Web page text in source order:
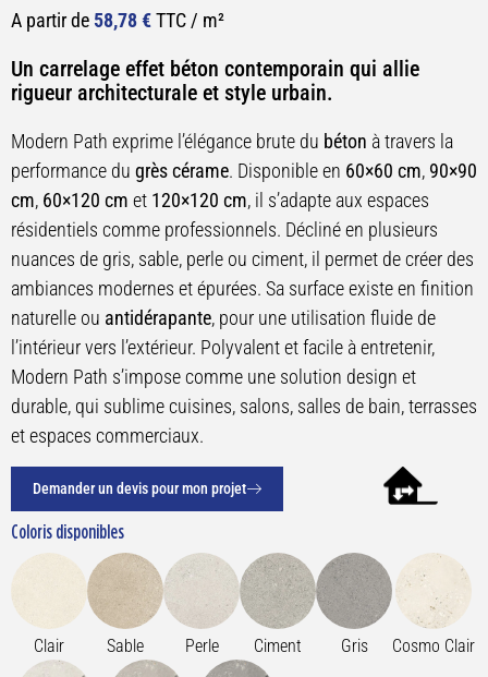
A partir de 58,78€TTC / m²
Un carrelage effet béton contemporain qui allie
rigueur architecturale et style urbain.
Modern Path exprime l’élégance brute du béton à travers la
performance du grès cérame. Disponible en 60×60 cm, 90×90
cm, 60×120 cm et 120×120 cm, il s’adapte aux espaces
résidentiels comme professionnels. Décliné en plusieurs
nuances de gris, sable, perle ou ciment, il permet de créer des
ambiances modernes et épurées. Sa surface existe en finition
naturelle ou antidérapante, pour une utilisation fluide de
l’intérieur vers l’extérieur. Polyvalent et facile à entretenir,
Modern Path s’impose comme une solution design et
durable, qui sublime cuisines, salons, salles de bain, terrasses
et espaces commerciaux.
Demander un devis pour mon projet
Coloris disponibles
Clair Sable Perle Ciment Gris Cosmo Clair